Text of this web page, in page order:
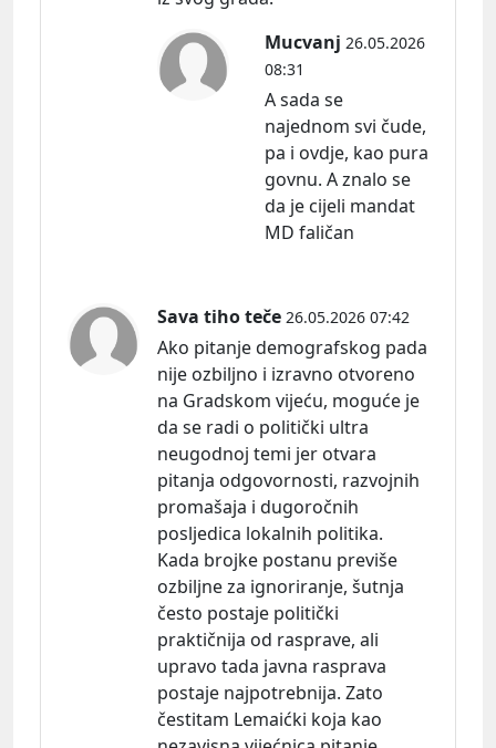
Mucvanj 26.05.2026
08:31
A sada se
najednom svi čude,
pa i ovdje, kao pura
govnu. A znalo se
da je cijeli mandat
MD faličan
Sava tiho teče 26.05.2026 07:42
Ako pitanje demografskog pada
nije ozbiljno i izravno otvoreno
na Gradskom vijeću, moguće je
da se radi o politički ultra
neugodnoj temi jer otvara
pitanja odgovornosti, razvojnih
promašaja i dugoročnih
posljedica lokalnih politika.
Kada brojke postanu previše
ozbiljne za ignoriranje, šutnja
često postaje politički
praktičnija od rasprave, ali
upravo tada javna rasprava
postaje najpotrebnija. Zato
čestitam Lemaićki koja kao